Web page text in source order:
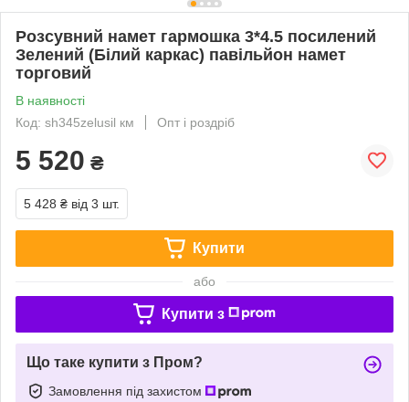
Розсувний намет гармошка 3*4.5 посилений
Зелений (Білий каркас) павільйон намет
торговий
В наявності
Код: sh345zelusil км
Опт і роздріб
5 520 ₴
5 428 ₴ від 3 шт.
Купити
або
Купити з
Що таке купити з Пром?
Замовлення під захистом